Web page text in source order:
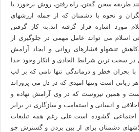
طریقه سخن گفتن، راه رفتن، روش برخورد با
و نحوه با دشمنان که از جمله ارزشهای
مورد اشاره قرار گرفته اند.به کار گرفتن
اسلام می تواند عامل مهمی در جلوگیری از
تنشهاو فشارهای روانی و ایجاد آرامش
سخت ترین شرایط الحادی و انکار وجود خدا
با بحران خطر و درماندگی تنها نامی که بر لب
هر زبانی است وتنها امیدی که در دل می پروراند
و همین نیروست که در وی آرامش نهاده و
و انسانی و استقامت و سازگاری در برابر
اجتماعی گشوده است.علی رغم همه تبلیغات
دشمنان برای از بین بردن و گسترش جو